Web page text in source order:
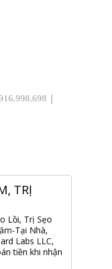
|
TRỊ
Lồi, Trị Sẹo
Tại Nhà,
Labs LLC,
tiền khi nhận